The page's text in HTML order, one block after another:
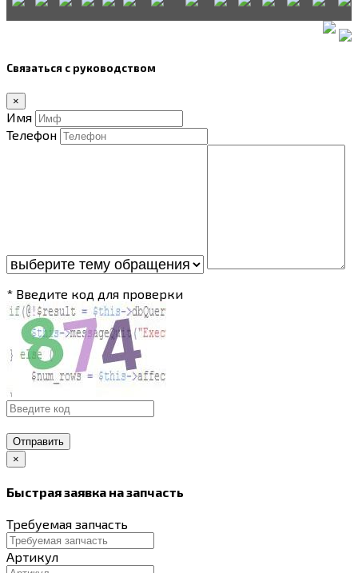
Связаться с руководством
×
Имя
Телефон
* Введите код для проверки
Отправить
×
Быстрая заявка на запчасть
Требуемая запчасть
Артикул